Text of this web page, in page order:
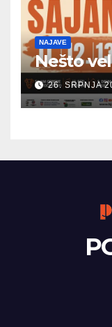
NAJAVE
Nešto
26. SRPNJA